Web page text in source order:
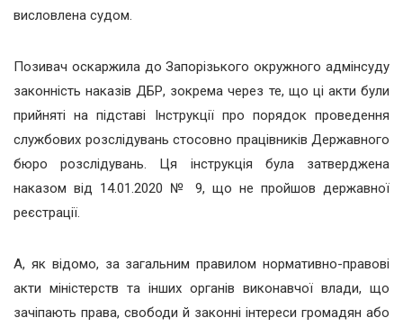
висловлена судом.
Позивач оскаржила до Запорізького окружного адмінсуду
законність наказів ДБР, зокрема через те, що ці акти були
прийняті на підставі Інструкції про порядок проведення
службових розслідувань стосовно працівників Державного
бюро розслідувань. Ця інструкція була затверджена
наказом від 14.01.2020 № 9, що не пройшов державної
реєстрації.
А, як відомо, за загальним правилом нормативно-правові
акти міністерств та інших органів виконавчої влади, що
зачіпають права, свободи й законні інтереси громадян або